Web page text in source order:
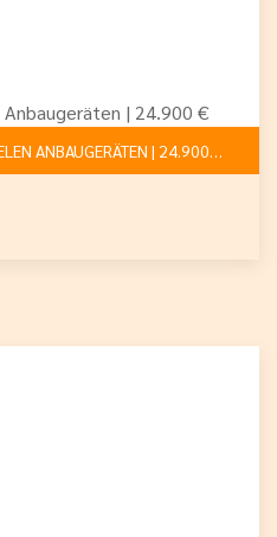
ANBAUGERÄTEN | 24.900 €